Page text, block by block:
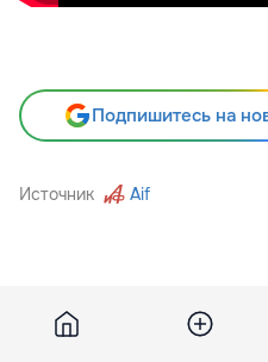
Подпишитесь на
Источник Aif